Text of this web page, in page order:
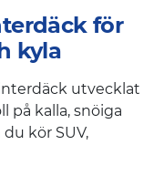
för
kyla
utvecklat
på kalla, snöiga
kör SUV,